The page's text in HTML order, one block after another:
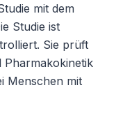
mit dem
Studie ist
Sie prüft
Pharmakokinetik
Menschen mit